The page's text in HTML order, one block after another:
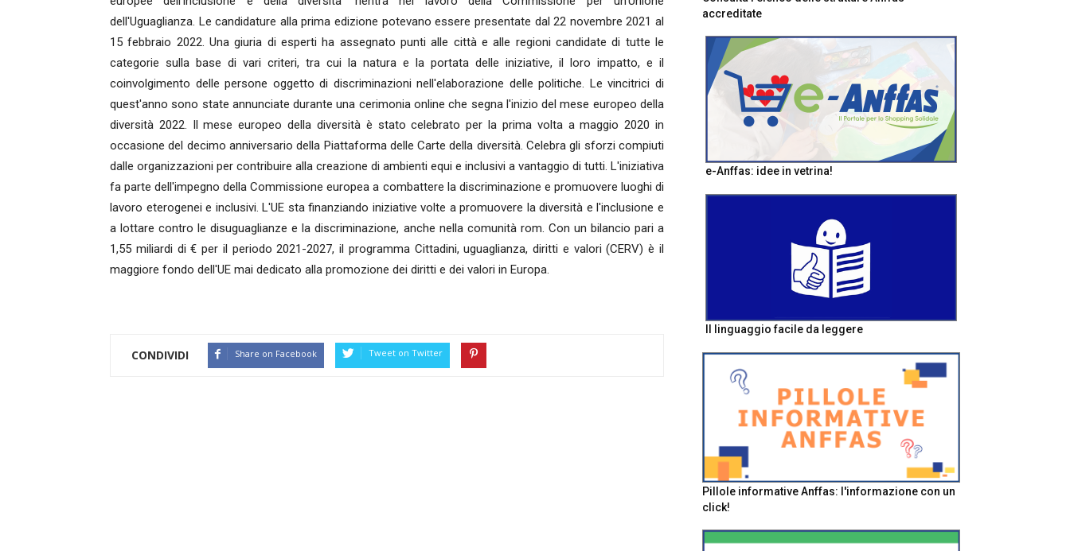
dell'Uguaglianza. Le candidature alla prima edizione potevano essere presentate dal 22 novembre 2021 al
15 febbraio 2022. Una giuria di esperti ha assegnato punti alle città e alle regioni candidate di tutte le
categorie sulla base di vari criteri, tra cui la natura e la portata delle iniziative, il loro impatto, e il
coinvolgimento delle persone oggetto di discriminazioni nell'elaborazione delle politiche. Le vincitrici di
quest'anno sono state annunciate durante una cerimonia online che segna l'inizio del mese europeo della
diversità 2022. Il mese europeo della diversità è stato celebrato per la prima volta a maggio 2020 in
occasione del decimo anniversario della Piattaforma delle Carte della diversità. Celebra gli sforzi compiuti
dalle organizzazioni per contribuire alla creazione di ambienti equi e inclusivi a vantaggio di tutti. L'iniziativa
fa parte dell'impegno della Commissione europea a combattere la discriminazione e promuovere luoghi di
lavoro eterogenei e inclusivi. L'UE sta finanziando iniziative volte a promuovere la diversità e l'inclusione e
a lottare contro le disuguaglianze e la discriminazione, anche nella comunità rom. Con un bilancio pari a
1,55 miliardi di € per il periodo 2021-2027, il programma Cittadini, uguaglianza, diritti e valori (CERV) è il
maggiore fondo dell'UE mai dedicato alla promozione dei diritti e dei valori in Europa.
CONDIVIDI Share on Facebook Tweet on Twitter
accreditate
e-Anffas: idee in vetrina!
Il linguaggio facile da leggere
Pillole informative Anffas: l'informazione con un
click!